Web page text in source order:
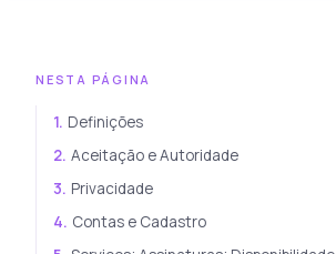
NESTA PÁGINA
1. Definições
2. Aceitação e Autoridade
3. Privacidade
4. Contas e Cadastro